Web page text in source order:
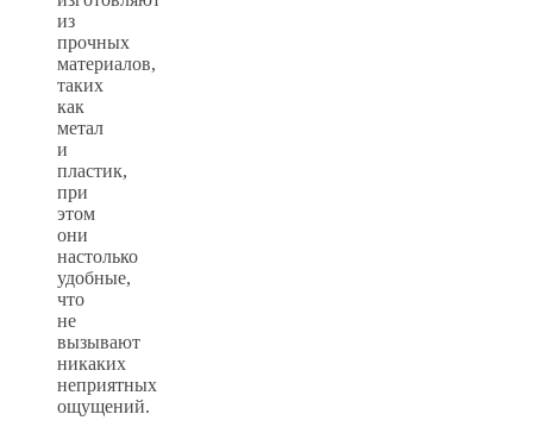
из
прочных
материалов,
таких
как
метал
и
пластик,
при
этом
они
настолько
удобные,
что
не
вызывают
никаких
неприятных
ощущений.